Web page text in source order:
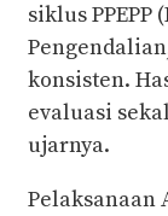
siklus PPEPP
konsisten.
evaluasi
ujarnya.
Pelaksanaan